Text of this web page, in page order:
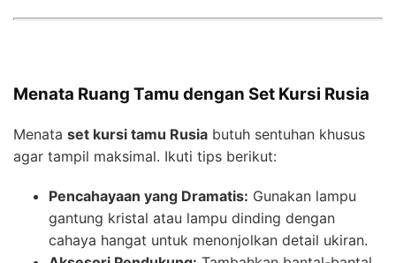
Menata Ruang Tamu dengan Set Kursi Rusia
Menata set kursi tamu Rusia butuh sentuhan khusus
agar tampil maksimal. Ikuti tips berikut:
Pencahayaan yang Dramatis: Gunakan lampu
gantung kristal atau lampu dinding dengan
cahaya hangat untuk menonjolkan detail ukiran.